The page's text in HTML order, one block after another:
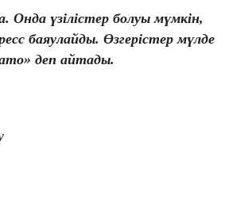
Онда үзілістер болуы мүмкін,
баяулайды. Өзгерістер мүлде
деп айтады.